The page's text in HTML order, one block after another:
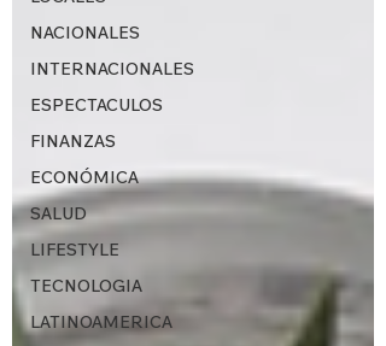
NACIONALES
INTERNACIONALES
ESPECTACULOS
FINANZAS
ECONÓMICA
SALUD
LIFESTYLE
TECNOLOGIA
LATINOAMERICA